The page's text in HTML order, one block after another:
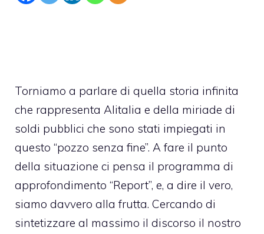
Torniamo a parlare di quella storia infinita
che rappresenta Alitalia e della miriade di
soldi pubblici che sono stati impiegati in
questo “pozzo senza fine”. A fare il punto
della situazione ci pensa il programma di
approfondimento “Report”, e, a dire il vero,
siamo davvero alla frutta. Cercando di
sintetizzare al massimo il discorso il nostro